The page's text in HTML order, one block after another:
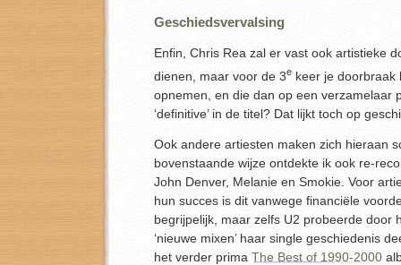
Geschiedsvervalsing
Enfin, Chris Rea zal er vast ook artistieke
dienen, maar voor de 3e keer je doorbraak
opnemen, en die dan op een verzamelaar
‘definitive’ in de titel? Dat lijkt toch op
Ook andere artiesten maken zich hieraan
bovenstaande wijze ontdekte ik ook re-
John Denver, Melanie en Smokie. Voor
hun succes is dit vanwege financiële
begrijpelijk, maar zelfs U2 probeerde door
‘nieuwe mixen’ haar single geschiedenis
het verder prima The Best of 1990-2000